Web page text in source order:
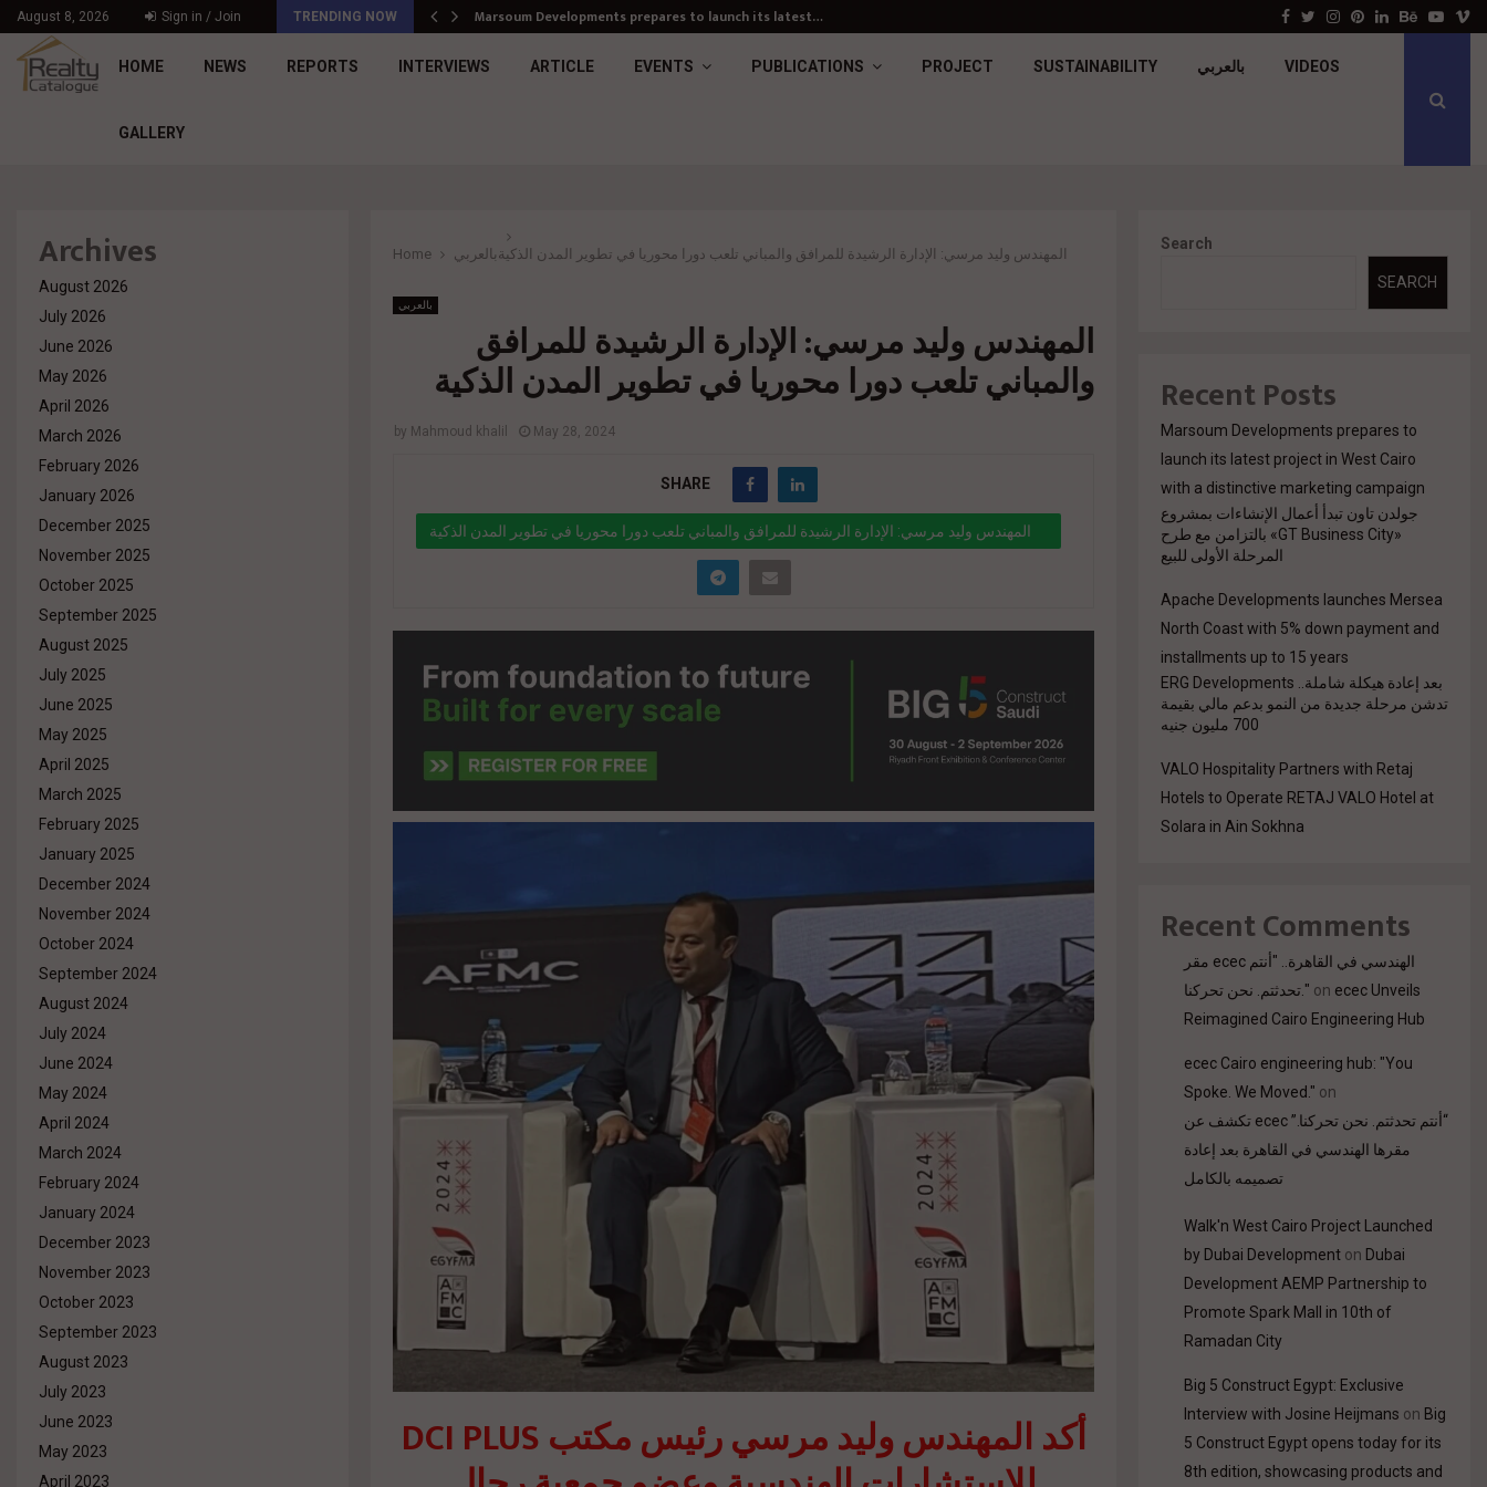
August 8, 2026 Sign in / Join TRENDING NOW د. محمد راشد: Market Dynamics أصبحت المعيار… Marsoum Developments prepares to launch its latest… جولدن تاون تبدأ أعمال الإنشاءات بمشروع «GT…Facebook
Twitter
Instagram
Pinterest
LinkedinBehance
HOME NEWS REPORTS INTERVIEWS ARTICLE EVENTS PUBLICATIONS PROJECT SUSTAINABILITY بالعربي VIDEOS
GALLERY
Home بالعربي المهندس وليد مرسي: الإدارة الرشيدة للمرافق والمباني تلعب دورا محوريا في تطوير المدن الذكية
بالعربي
المهندس وليد مرسي: الإدارة الرشيدة للمرافق
والمباني تلعب دورا محوريا في تطوير المدن الذكية
by Mahmoud khalil May 28, 2024
SHARE
المهندس وليد مرسي: الإدارة الرشيدة للمرافق والمباني تلعب دورا محوريا في تطوير المدن الذكية
%d8%a7%d9%84%d8%a5%d8%af%d8%a7%d8%b1%d8%a9-
%d8%a7%d9%84%d8%b1%d8%b4%d9%8a%d8%af%d8%a9-%d9%84%d9%84%d9%85/"
href="#">
أكد المهندس وليد مرسي رئيس مكتب DCI PLUS
Archives
August 2026
July 2026
June 2026
May 2026
April 2026
March 2026
February 2026
January 2026
December 2025
November 2025
October 2025
September 2025
August 2025
July 2025
June 2025
May 2025
April 2025
March 2025
February 2025
January 2025
December 2024
November 2024
October 2024
September 2024
August 2024
July 2024
June 2024
May 2024
April 2024
March 2024
February 2024
January 2024
December 2023
November 2023
October 2023
September 2023
August 2023
July 2023
June 2023
May 2023
April 2023
Search
SEARCH
Recent Posts
Marsoum Developments prepares to
launch its latest project in West Cairo
with a distinctive marketing campaign
جولدن تاون تبدأ أعمال الإنشاءات بمشروع
«GT Business City» بالتزامن مع طرح
المرحلة الأولى للبيع
Apache Developments launches Mersea
North Coast with 5% down payment and
installments up to 15 years
بعد إعادة هيكلة شاملة.. ERG Developments
تدشن مرحلة جديدة من النمو بدعم مالي بقيمة
700 مليون جنيه
VALO Hospitality Partners with Retaj
Hotels to Operate RETAJ VALO Hotel at
Solara in Ain Sokhna
Recent Comments
مقر ecec الهندسي في القاهرة.. "أنتم
تحدثتم. نحن تحركنا." on ecec Unveils
Reimagined Cairo Engineering Hub
ecec Cairo engineering hub: "You
Spoke. We Moved." on
“أنتم تحدثتم. نحن تحركنا.” ecec تكشف عن
مقرها الهندسي في القاهرة بعد إعادة
تصميمه بالكامل
Walk'n West Cairo Project Launched
by Dubai Development on Dubai
Development AEMP Partnership to
Promote Spark Mall in 10th of
Ramadan City
Big 5 Construct Egypt: Exclusive
Interview with Josine Heijmans on Big
5 Construct Egypt opens today for its
8th edition, showcasing products and